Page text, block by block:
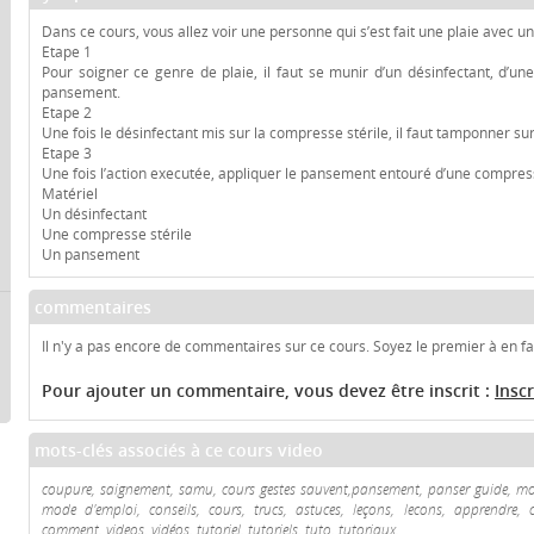
Dans ce cours, vous allez voir une personne qui s’est fait une plaie avec
Etape 1
Pour soigner ce genre de plaie, il faut se munir d’un désinfectant,
pansement.
Etape 2
Une fois le désinfectant mis sur la compresse stérile, il faut tamponner
Etape 3
Une fois l’action executée, appliquer le pansement entouré d’une
Matériel
Un désinfectant
Une compresse stérile
Un pansement
commentaires
Il n'y a pas encore de commentaires sur ce cours. Soyez le premier à en
Pour ajouter un commentaire, vous devez être inscrit :
mots-clés associés à ce cours video
coupure, saignement, samu, cours gestes sauvent,pansement, panser guide,
mode d'emploi, conseils, cours, trucs, astuces, leçons, lecons, apprendre,